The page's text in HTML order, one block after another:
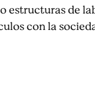
estructuras de
con la